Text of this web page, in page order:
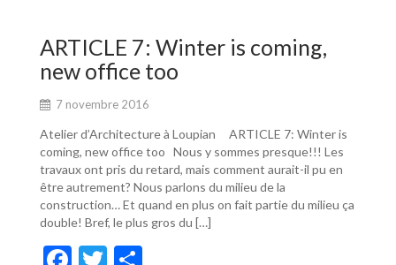
o
o
k
er
ARTICLE 7: Winter is coming,
new office too
7 novembre 2016
Atelier d’Architecture à Loupian ARTICLE 7: Winter is
coming, new office too Nous y sommes presque!!! Les
travaux ont pris du retard, mais comment aurait-il pu en
être autrement? Nous parlons du milieu de la
construction… Et quand en plus on fait partie du milieu ça
double! Bref, le plus gros du […]